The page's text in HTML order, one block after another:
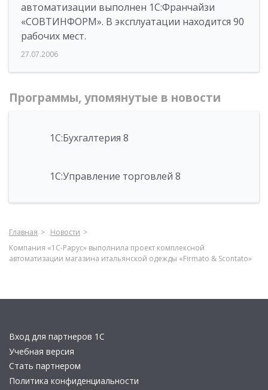
автоматизации выполнен 1С:Франчайзи
«СОВТИНФОРМ». В эксплуатации находится 90
рабочих мест.
27.07.2006
Программы, упомянутые в новости
1С:Бухгалтерия 8
1С:Управление торговлей 8
Главная
Новости
Компания «1С-Рарус» выполнила проект комплексной
автоматизации магазина итальянской одежды «Firmato & Scontato»
Вход для партнеров 1С
Учебная версия
Стать партнером
Политика конфиденциальности